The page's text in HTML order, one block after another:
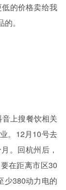
的价格卖给我
。
上搜餐饮相关
。12月10号去
。回杭州后，
在距离市区30
少380动力电的